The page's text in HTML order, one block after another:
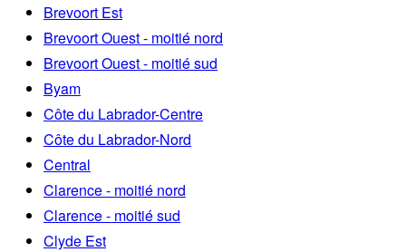
Brevoort Est
Brevoort Ouest - moitié nord
Brevoort Ouest - moitié sud
Byam
Côte du Labrador-Centre
Côte du Labrador-Nord
Central
Clarence - moitié nord
Clarence - moitié sud
Clyde Est